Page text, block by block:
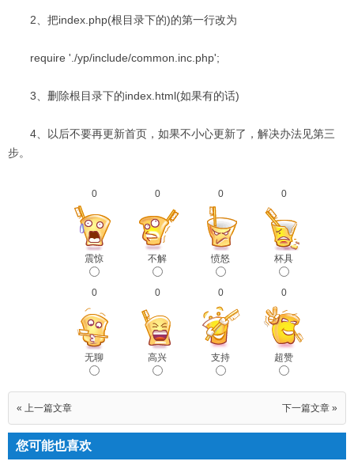
2、把index.php(根目录下的)的第一行改为
require './yp/include/common.inc.php';
3、删除根目录下的index.html(如果有的话)
4、以后不要再更新首页，如果不小心更新了，解决办法见第三
步。
0
震惊
0
不解
0
愤怒
0
杯具
0
无聊
0
高兴
0
支持
0
超赞
« 上一篇文章 下一篇文章 »
您可能也喜欢